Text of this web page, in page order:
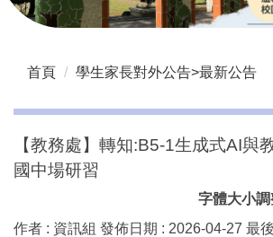
首頁 學生家長對外公告>最新公告
【教務處】轉知:B5-1生成式AI與
國中場研習
字體大小調
作者 : 資訊組 發佈日期 : 2026-04-27 最